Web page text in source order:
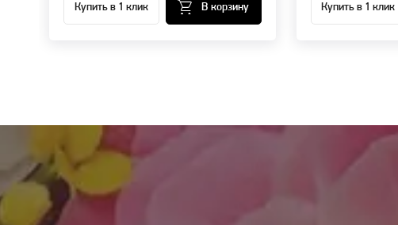
Купить в 1 клик В корзину Купить в 1 клик